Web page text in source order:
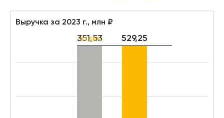
Выручка за 2023 г., млн ₽
351,53 529,25
+33,58%